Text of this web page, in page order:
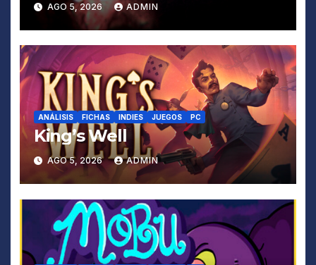
AGO 5, 2026 ADMIN
ANÁLISIS FICHAS INDIES JUEGOS PC
King’s Well
AGO 5, 2026 ADMIN